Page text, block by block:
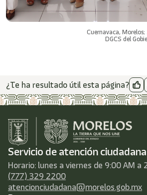
Cuernavaca,
DGCS del
¿Te ha resultado útil esta página?
Servicio de atención ciudadana
Horario: lunes a viernes de 9:00 AM a
(777) 329 2200
atencionciudadana@morelos.gob.mx